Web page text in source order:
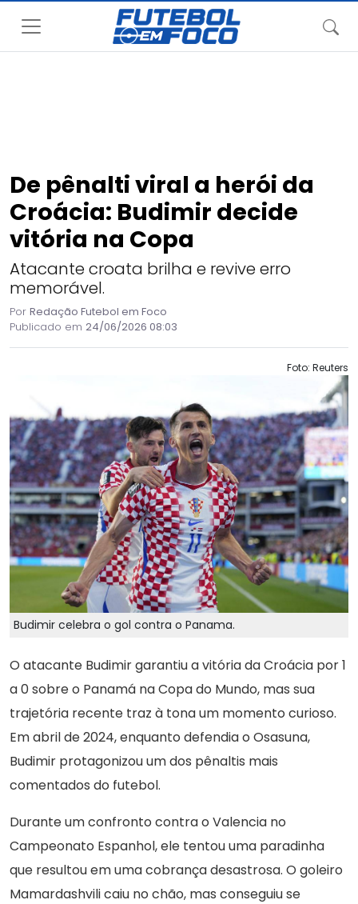
De pênalti viral a herói da
Croácia: Budimir decide
vitória na Copa
Atacante croata brilha e revive erro
memorável.
Por Redação Futebol em Foco
Publicado em 24/06/2026 08:03
Foto: Reuters
Budimir celebra o gol contra o Panama.
O atacante Budimir garantiu a vitória da Croácia por 1
a 0 sobre o Panamá na Copa do Mundo, mas sua
trajetória recente traz à tona um momento curioso.
Em abril de 2024, enquanto defendia o Osasuna,
Budimir protagonizou um dos pênaltis mais
comentados do futebol.
Durante um confronto contra o Valencia no
Campeonato Espanhol, ele tentou uma paradinha
que resultou em uma cobrança desastrosa. O goleiro
Mamardashvili caiu no chão, mas conseguiu se